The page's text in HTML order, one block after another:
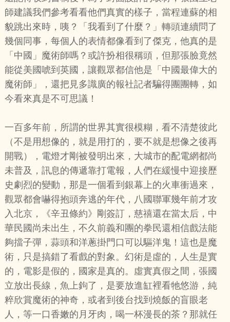
師建議我們參考看看他們真實的樣子，當程連蘇的相
貌跳出來時，咦？「我看到了什麼？」轉頭連續問了
幾個同事，每個人的表情都像看到了傑克，他真的是
「中國」魔術師嗎？或許扮相很稱頭，但那張臉竟然
能從美國唬到英國，讓觀眾都信他是「中國最偉大的
魔術師」，還把見多識廣的報社記者騙得團團轉，如
今看來真是不可思議！
一百多年前，所謂的世界其實很模糊，看不清楚彼此
（不是用想像的，就是用打的，要不就是想像之後再
開戰），電燈才剛被發明出來，大城市的配電網都尚
未普及，訊息的傳遞靠打電報，人們在緩慢中迎接歷
史劇烈的變動，那是一個看到銀幕上的火車衝過來，
觀眾都會嚇得抱頭奔逃的年代，八國聯軍幾年前才攻
入北京，《辛丑條約》剛簽訂，慈禧還在當太后，中
華民國尚未出生，不久前義和團的拳民還相信戲法能
夠擋子彈，蒜頭和洋蔥掛門口可以驅洋鬼！這也是魔
術，只是搞錯了看戲的對象。幻術是虛的，人生是實
的，電影是假的，國家是真的。虛實真假之間，張國
立放出長線，魚上鉤了，是要放進缸裡看牠悠游，純
粹欣賞魔術的神奇，或者到後台找到燒飯的盲眼老
人，等一口香嫩的月牙肉，喝一杯漫長的茶？那就任